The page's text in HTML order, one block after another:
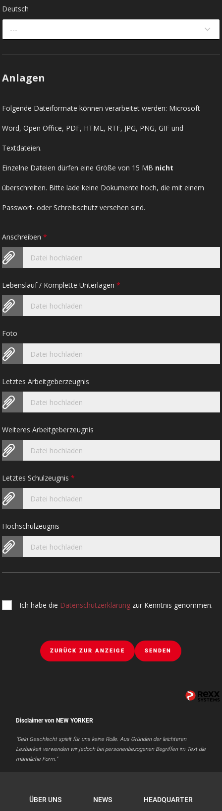
Deutsch
---
Anlagen
Folgende Dateiformate können verarbeitet werden: Microsoft
Word, Open Office, PDF, HTML, RTF, JPG, PNG, GIF und
Textdateien.
Einzelne Dateien dürfen eine Größe von 15 MB nicht
überschreiten. Bitte lade keine Dokumente hoch, die mit einem
Passwort- oder Schreibschutz versehen sind.
Anschreiben*
Datei hochladen
Lebenslauf / Komplette Unterlagen*
Datei hochladen
Foto
Datei hochladen
Letztes Arbeitgeberzeugnis
Datei hochladen
Weiteres Arbeitgeberzeugnis
Datei hochladen
Letztes Schulzeugnis*
Datei hochladen
Hochschulzeugnis
Datei hochladen
Ich habe die Datenschutzerklärung zur Kenntnis genommen.
ZURÜCK ZUR ANZEIGE SENDEN
Disclaimer von NEW YORKER
"Dein Geschlecht spielt für uns keine Rolle. Aus Gründen der leichteren
Lesbarkeit verwenden wir jedoch bei personenbezogenen Begriffen im Text die
männliche Form."
ÜBER UNS NEWS HEADQUARTER